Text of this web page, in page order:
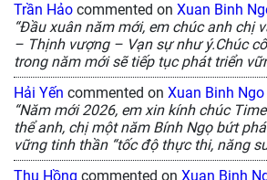
Trần Hảo commented on Xuan Binh
“Đầu xuân năm mới, em chúc anh chị
– Thịnh vượng – Vạn sự như ý.Chúc
trong năm mới sẽ tiếp tục phát triển
Hải Yến commented on Xuan Binh
“Năm mới 2026, em xin kính chúc
thể anh, chị một năm Bính Ngọ bứt
vững tinh thần “tốc độ thực thi, năng
Thu Hồng commented on Xuan Binh